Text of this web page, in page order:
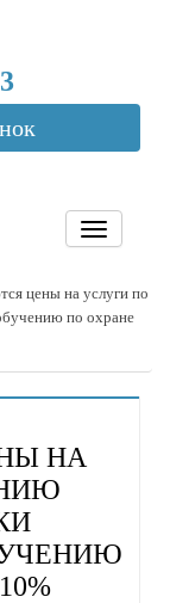
цены на услуги по
по охране
НА